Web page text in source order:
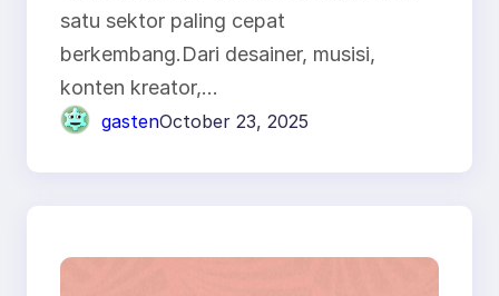
satu sektor paling cepat
berkembang.Dari desainer, musisi,
konten kreator,…
gastenOctober 23, 2025